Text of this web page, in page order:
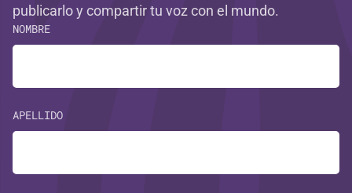
publicarlo y compartir tu voz con el mundo.
NOMBRE
APELLIDO